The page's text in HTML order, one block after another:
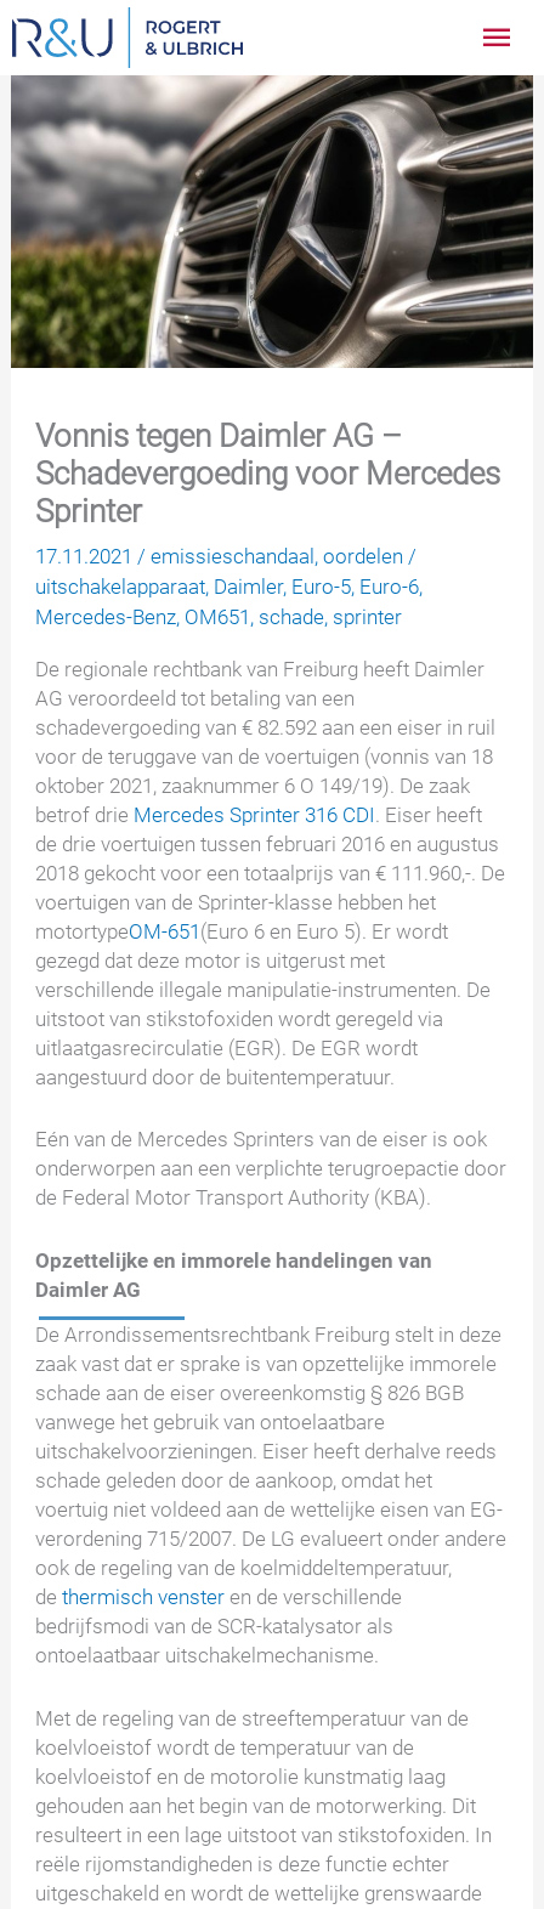
Ga
naar
inhoud
Vonnis tegen Daimler AG –
Schadevergoeding voor Mercedes
Sprinter
17.11.2021/emissieschandaal ,oordelen /
uitschakelapparaat, Daimler, Euro-5, Euro-6,
Mercedes-Benz, OM651 , schade, sprinter
De regionale rechtbank van Freiburg heeft Daimler
AG veroordeeld tot betaling van een
schadevergoeding van € 82.592 aan een eiser in ruil
voor de teruggave van de voertuigen (vonnis van 18
oktober 2021, zaaknummer 6 O 149/19). De zaak
betrof drie Mercedes Sprinter 316 CDI . Eiser heeft
de drie voertuigen tussen februari 2016 en augustus
2018 gekocht voor een totaalprijs van € 111.960,-. De
voertuigen van de Sprinter-klasse hebben het
motortypeOM-651 (Euro 6 en Euro 5). Er wordt
gezegd dat deze motor is uitgerust met
verschillende illegale manipulatie-instrumenten. De
uitstoot van stikstofoxiden wordt geregeld via
uitlaatgasrecirculatie (EGR). De EGR wordt
aangestuurd door de buitentemperatuur.
Eén van de Mercedes Sprinters van de eiser is ook
onderworpen aan een verplichte terugroepactie door
de Federal Motor Transport Authority (KBA).
Opzettelijke en immorele handelingen van
Daimler AG
De Arrondissementsrechtbank Freiburg stelt in deze
zaak vast dat er sprake is van opzettelijke immorele
schade aan de eiser overeenkomstig § 826 BGB
vanwege het gebruik van ontoelaatbare
uitschakelvoorzieningen. Eiser heeft derhalve reeds
schade geleden door de aankoop, omdat het
voertuig niet voldeed aan de wettelijke eisen van EG-
verordening 715/2007. De LG evalueert onder andere
ook de regeling van de koelmiddeltemperatuur,
dethermisch vensteren de verschillende
bedrijfsmodi van de SCR-katalysator als
ontoelaatbaar uitschakelmechanisme.
Met de regeling van de streeftemperatuur van de
koelvloeistof wordt de temperatuur van de
koelvloeistof en de motorolie kunstmatig laag
gehouden aan het begin van de motorwerking. Dit
resulteert in een lage uitstoot van stikstofoxiden. In
reële rijomstandigheden is deze functie echter
uitgeschakeld en wordt de wettelijke grenswaarde